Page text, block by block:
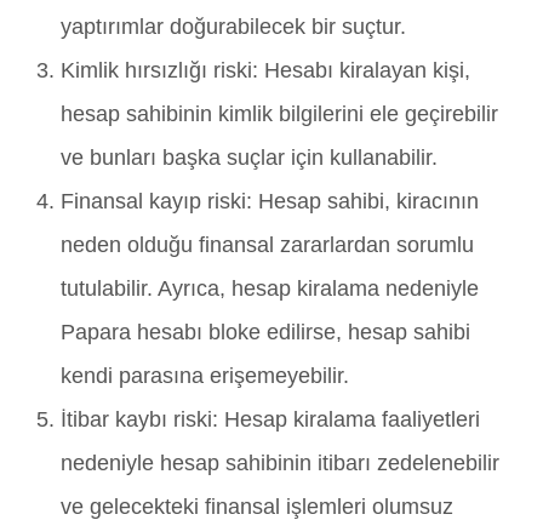
yaptırımlar doğurabilecek bir suçtur.
Kimlik hırsızlığı riski: Hesabı kiralayan kişi,
hesap sahibinin kimlik bilgilerini ele geçirebilir
ve bunları başka suçlar için kullanabilir.
Finansal kayıp riski: Hesap sahibi, kiracının
neden olduğu finansal zararlardan sorumlu
tutulabilir. Ayrıca, hesap kiralama nedeniyle
Papara hesabı bloke edilirse, hesap sahibi
kendi parasına erişemeyebilir.
İtibar kaybı riski: Hesap kiralama faaliyetleri
nedeniyle hesap sahibinin itibarı zedelenebilir
ve gelecekteki finansal işlemleri olumsuz